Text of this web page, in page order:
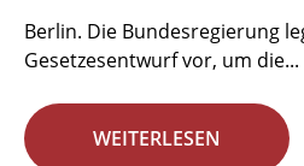
Berlin. Die Bundesregierung
Gesetzesentwurf vor, um die...
WEITERLESEN